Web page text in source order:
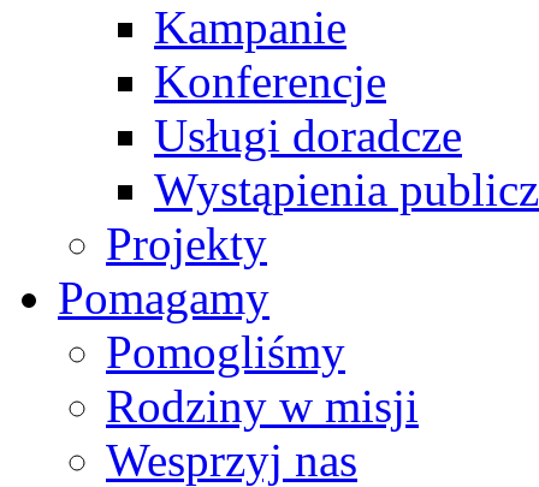
Kampanie
Konferencje
Usługi doradcze
Wystąpienia
Projekty
Pomagamy
Pomogliśmy
Rodziny w misji
Wesprzyj nas